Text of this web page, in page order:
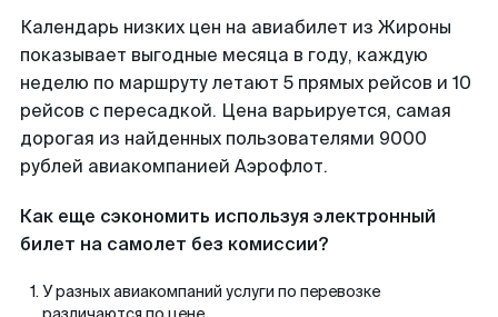
Календарь низких цен на авиабилет из Жироны
показывает выгодные месяца в году, каждую
неделю по маршруту летают 5 прямых рейсов и 10
рейсов с пересадкой. Цена варьируется, самая
дорогая из найденных пользователями 9000
рублей авиакомпанией Аэрофлот.
Как еще сэкономить используя электронный
билет на самолет без комиссии?
У разных авиакомпаний услуги по перевозке